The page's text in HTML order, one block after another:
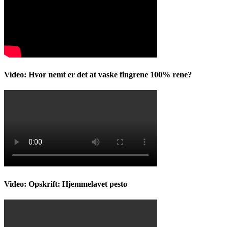
Video: Hvor nemt er det at vaske fingrene 100% rene?
Video: Opskrift: Hjemmelavet pesto